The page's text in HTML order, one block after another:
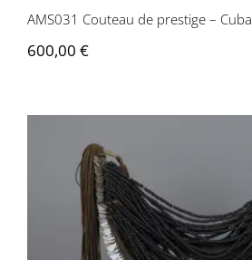
AMS031 Couteau de prestige – Cuba
600,00 €